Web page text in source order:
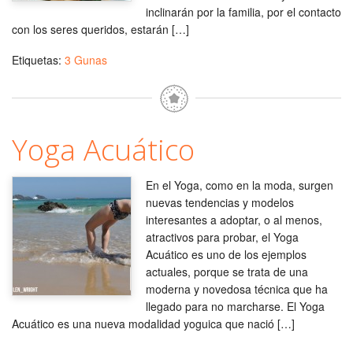
inclinarán por la familia, por el contacto
con los seres queridos, estarán […]
Etiquetas: 3 Gunas
Yoga Acuático
En el Yoga, como en la moda, surgen
nuevas tendencias y modelos
interesantes a adoptar, o al menos,
atractivos para probar, el Yoga
Acuático es uno de los ejemplos
actuales, porque se trata de una
moderna y novedosa técnica que ha
llegado para no marcharse. El Yoga
Acuático es una nueva modalidad yoguica que nació […]